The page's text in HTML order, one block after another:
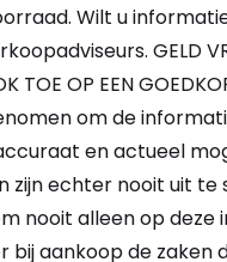
Wilt u
GELD
TOE OP EEN
om de
en actueel
zijn echter nooit uit te
nooit alleen op deze
aankoop de zaken